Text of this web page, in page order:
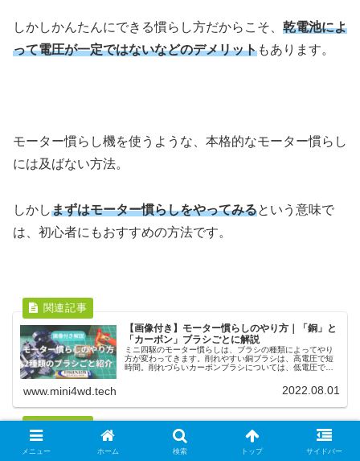
しかしかんたんにできる慣らし方だからこそ、 乾電池によ
って電圧が一定ではないなどのデメリットもあります。
モーター慣らし機を使うような、本格的なモーター慣らし
には及ばない方法。
しかしまずはモーター慣らしをやってみるという意味で
は、初心者にもおすすめの方法です。
【画像付き】モーター慣らしのやり方｜「銅」と
「カーボン」ブラシごとに解説
ミニ四駆のモーター慣らしは、ブラシの種類によってやり
方が変わってきます。削れやすい銅ブラシは、高電圧で短
時間。削れづらいカーボンブラシについては、低電圧で時
www.mini4wd.tech 2022.08.01
【モーター育成に必須】おすすめのモーター慣ら
し機｜必要な理由も紹介
メニュー ホーム 検索 トップ サイドバー